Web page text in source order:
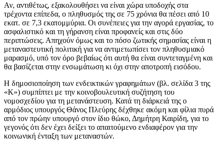
Αν, αντιθέτως, εξακολουθήσει να είναι χώρα υποδοχής στα
τρέχοντα επίπεδα, ο πληθυσμός της σε 75 χρόνια θα πέσει από 10
εκατ. σε 7,3 εκατομμύρια. Οι συνέπειες για την αγορά εργασίας, το
ασφαλιστικό και τη γήρανση είναι προφανείς και στις δύο
περιπτώσεις. Απηχούν όμως και το πόσο ζωτικής σημασίας είναι η
μεταναστευτική πολιτική για να αντιμετωπίσει τον πληθυσμιακό
μαρασμό, υπό τον όρο βεβαίως ότι αυτή θα είναι συντεταγμένη και
θα βασίζεται στην ενσωμάτωση κι όχι στην αποτροπή εισόδου.
Η δημοσιοποίηση των ενδεικτικών γραφημάτων (βλ. σελίδα 3 της
«Κ») συμπίπτει με την κοινοβουλευτική συζήτηση του
νομοσχεδίου για τη μετανάστευση. Κατά τη διάρκειά της ο
αρμόδιος υπουργός Θάνος Πλεύρης δέχθηκε ακόμη και φίλια πυρά
από τον πρώην υπουργό στον ίδιο θώκο, Δημήτρη Καιρίδη, για το
γεγονός ότι δεν έχει δείξει το απαιτούμενο ενδιαφέρον για την
κοινωνική ένταξη των μεταναστών.